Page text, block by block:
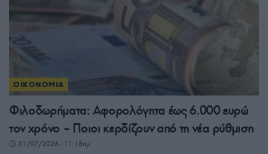
ΟΙΚΟΝΟΜΙΑ
Φιλοδωρήματα: Αφορολόγητα έως 6.000 ευρώ
τον χρόνο – Ποιοι κερδίζουν από τη νέα ρύθμιση
31/07/2026 - 11:18πμ